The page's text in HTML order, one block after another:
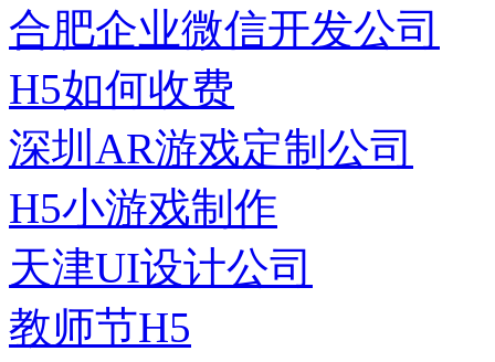
合肥企业微信开发公司
H5如何收费
深圳AR游戏定制公司
H5小游戏制作
天津UI设计公司
教师节H5